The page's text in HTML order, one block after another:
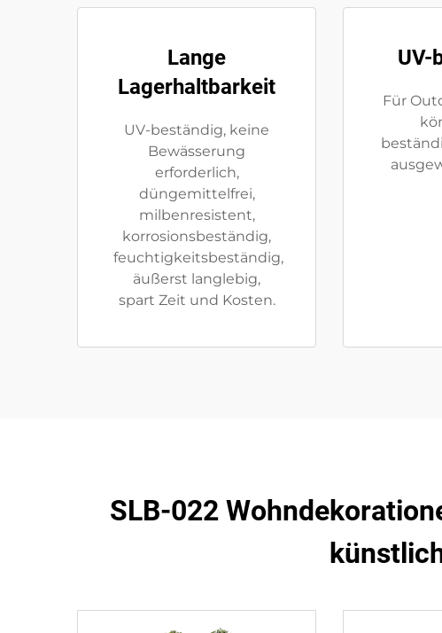
Lange
Lagerhaltbarkeit
UV-beständig, keine
Bewässerung
erforderlich,
düngemittelfrei,
milbenresistent,
korrosionsbeständig,
feuchtigkeitsbeständig,
äußerst langlebig,
spart Zeit und Kosten.
UV-
Für
SLB-022